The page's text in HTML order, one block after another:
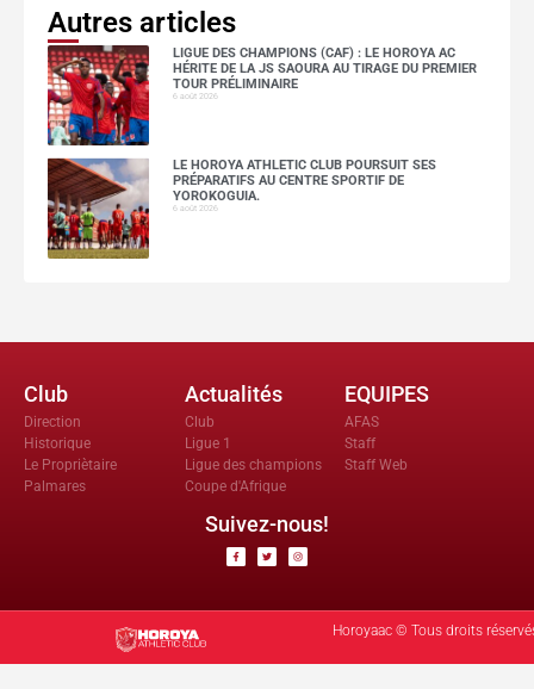
Autres articles
LIGUE DES CHAMPIONS (CAF) : LE HOROYA AC
HÉRITE DE LA JS SAOURA AU TIRAGE DU PREMIER
TOUR PRÉLIMINAIRE
6 août 2026
LE HOROYA ATHLETIC CLUB POURSUIT SES
PRÉPARATIFS AU CENTRE SPORTIF DE
YOROKOGUIA.
6 août 2026
Club
Direction
Historique
Le Propriètaire
Palmares
Actualités
Club
Ligue 1
Ligue des champions
Coupe d'Afrique
EQUIPES
AFAS
Staff
Staff Web
Suivez-nous!
Horoyaac © Tous droits